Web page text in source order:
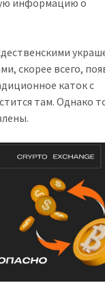
скорее всего,
каток с
там. Однако